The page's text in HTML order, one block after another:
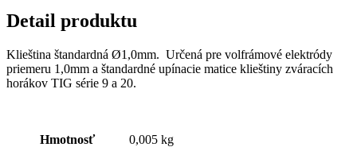
Detail produktu
Klieština štandardná Ø1,0mm. Určená pre volfrámové elektródy
priemeru 1,0mm a štandardné upínacie matice klieštiny zváracích
horákov TIG série 9 a 20.
Hmotnosť 0,005 kg